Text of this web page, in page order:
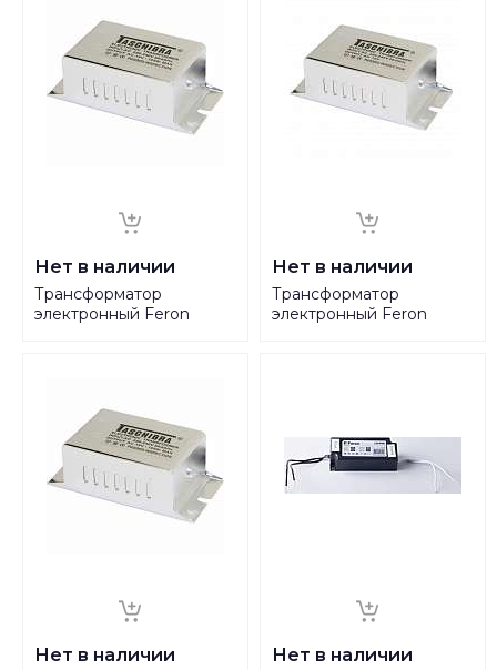
Нет в наличии
Трансформатор
электронный Feron
Нет в наличии
Трансформатор
электронный Feron
Нет в наличии Нет в наличии